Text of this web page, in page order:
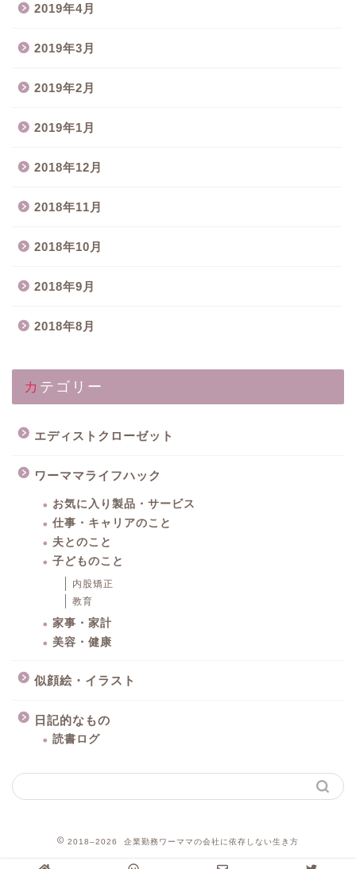
2019年4月
2019年3月
2019年2月
2019年1月
2018年12月
2018年11月
2018年10月
2018年9月
2018年8月
カテゴリー
エディストクローゼット
ワーママライフハック
お気に入り製品・サービス
仕事・キャリアのこと
夫とのこと
子どものこと
内股矯正
教育
家事・家計
美容・健康
似顔絵・イラスト
日記的なもの
読書ログ
2018–2026 企業勤務ワーママの会社に依存しない生き方